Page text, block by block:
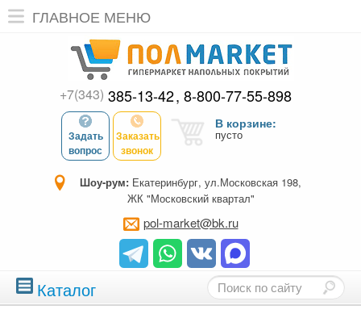
ГЛАВНОЕ МЕНЮ
+7(343) 385-13-42 8-800-77-55-898
Задать
вопрос
Заказать
звонок
В корзине:
пусто
Шоу-рум: Екатеринбург, ул.Московская 198,
ЖК "Московский квартал"
pol-market@bk.ru
Каталог